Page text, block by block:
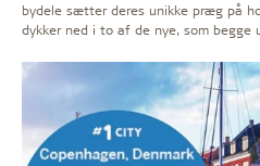
bydele sætter deres unikke præg på
dykker ned i to af de nye, som begge
til Carlsberg Byen og Nordhavn.